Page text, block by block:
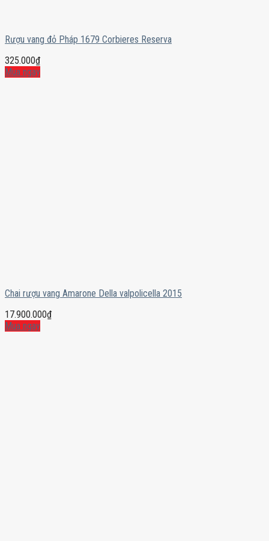
Rượu vang đỏ Pháp 1679 Corbieres Reserva
325.000₫
Mua ngay
Chai rượu vang Amarone Della valpolicella 2015
17.900.000₫
Mua ngay